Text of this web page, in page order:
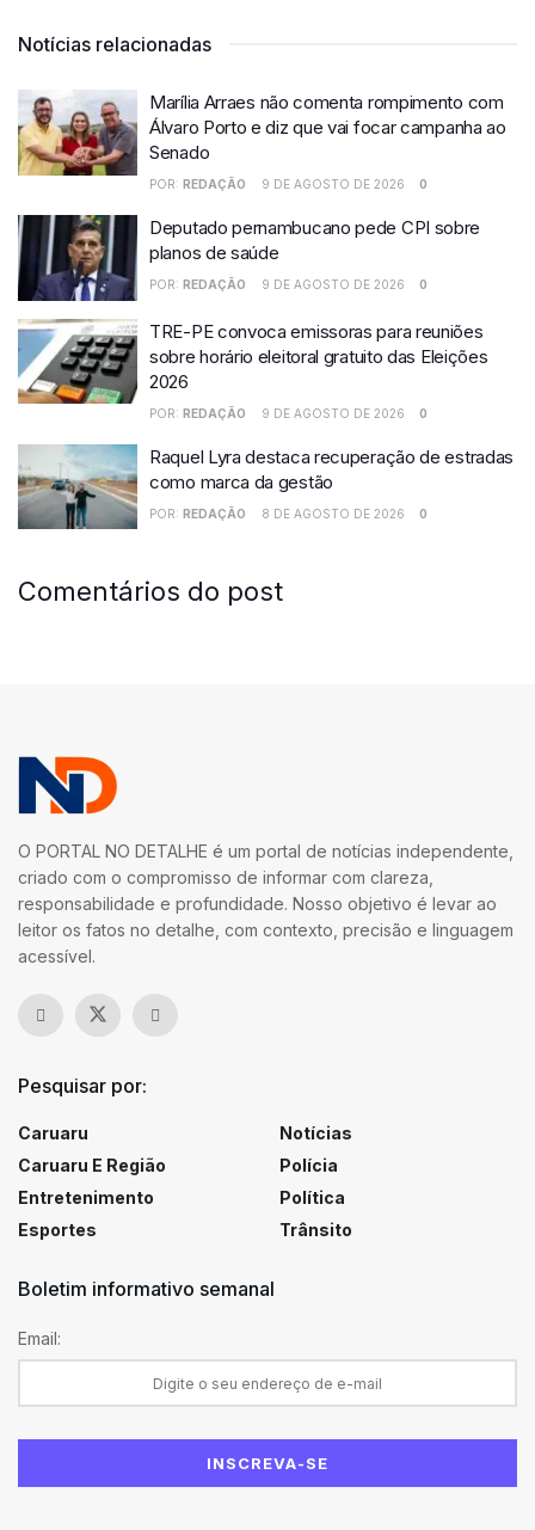
Notícias relacionadas
Marília Arraes não comenta rompimento com
Álvaro Porto e diz que vai focar campanha ao
Senado
POR: REDAÇÃO 9 DE AGOSTO DE 2026 0
Deputado pernambucano pede CPI sobre
planos de saúde
POR: REDAÇÃO 9 DE AGOSTO DE 2026 0
TRE-PE convoca emissoras para reuniões
sobre horário eleitoral gratuito das Eleições
2026
POR: REDAÇÃO 9 DE AGOSTO DE 2026 0
Raquel Lyra destaca recuperação de estradas
como marca da gestão
POR: REDAÇÃO 8 DE AGOSTO DE 2026 0
Comentários do post
O PORTAL NO DETALHE é um portal de notícias independente,
criado com o compromisso de informar com clareza,
responsabilidade e profundidade. Nosso objetivo é levar ao
leitor os fatos no detalhe, com contexto, precisão e linguagem
acessível.
Pesquisar por:
Caruaru
Caruaru E Região
Entretenimento
Esportes
Notícias
Polícia
Política
Trânsito
Boletim informativo semanal
Email: